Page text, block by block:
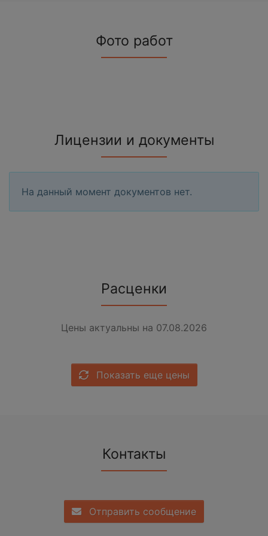
Фото работ
Лицензии и документы
На данный момент документов нет.
Расценки
Цены актуальны на 07.08.2026
Показать еще цены
Контакты
Отправить сообщение